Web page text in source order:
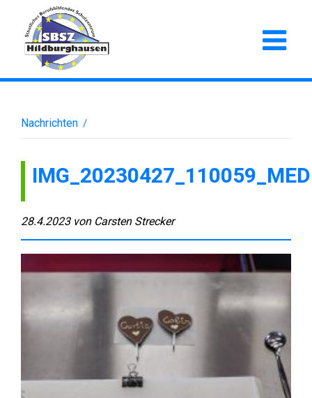
Nachrichten /
28.4.2023 von Carsten Strecker